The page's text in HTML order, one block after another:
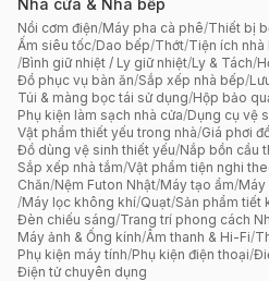
Nhà cửa & Nhà bếp
Nồi cơm điện/Máy pha cà phê/Thiết bị
Ấm siêu tốc/Dao bếp/Thớt/Tiện ích nhà
/Bình giữ nhiệt / Ly giữ nhiệt/Ly & Tách/
Đồ phục vụ bàn ăn/Sắp xếp nhà bếp/
Túi & màng bọc tái sử dụng/Hộp bảo
Phụ kiện làm sạch nhà cửa/Dụng cụ vệ
Vật phẩm thiết yếu trong nhà/Giá phơi
Đồ dùng vệ sinh thiết yếu/Nắp bồn cầu
Sắp xếp nhà tắm/Vật phẩm tiện nghi
Chăn/Nệm Futon Nhật/Máy tạo ẩm/Máy
/Máy lọc không khí/Quạt/Sản phẩm tiết
Đèn chiếu sáng/Trang trí phong cách
Máy ảnh & Ống kính/Âm thanh & Hi-Fi/
Phụ kiện máy tính/Phụ kiện điện thoại/
Điện tử chuyên dụng